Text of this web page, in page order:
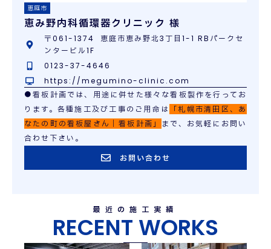
恵庭市
恵み野内科循環器クリニック 様
〒061-1374 恵庭市恵み野北3丁目1-1 RBパークセ
ンタービル1F
0123-37-4646
https://megumino-clinic.com
●看板計画では、用途に併せた様々な看板製作を行ってお
ります。各種施工及び工事のご用命は
「札幌市清田区、あ
なたの町の看板屋さん｜看板計画」
まで、お気軽にお問い
合わせ下さい。
お問い合わせ
最近の施工実績
RECENT WORKS